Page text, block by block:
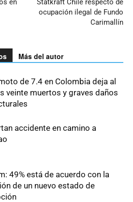
en
Statkraft Chile respecto de
ocupación ilegal de Fundo
Carimallín
Más del autor
de 7.4 en Colombia deja al
veinte muertos y graves daños
accidente en camino a
49% está de acuerdo con la
de un nuevo estado de